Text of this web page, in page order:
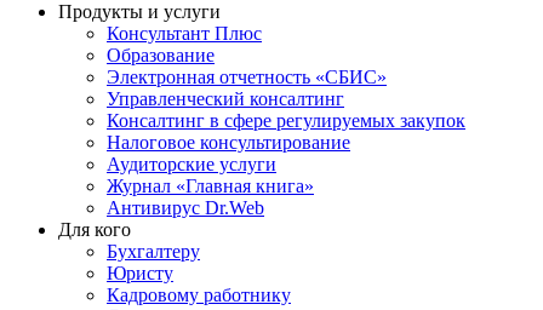
Продукты и услуги
Консультант Плюс
Образование
Электронная отчетность «СБИС»
Управленческий консалтинг
Консалтинг в сфере регулируемых закупок
Налоговое консультирование
Аудиторские услуги
Журнал «Главная книга»
Антивирус Dr.Web
Для кого
Бухгалтеру
Юристу
Кадровому работнику